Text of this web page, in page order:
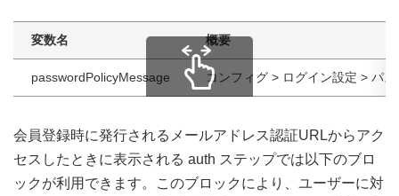
変数名 概要
passwordPolicyMessage コンフィグ > ログイン設定 > パ
会員登録時に発行されるメールアドレス認証URLからアク
セスしたときに表示される auth ステップでは以下のブロ
ックが利用できます。このブロックにより、ユーザーに対